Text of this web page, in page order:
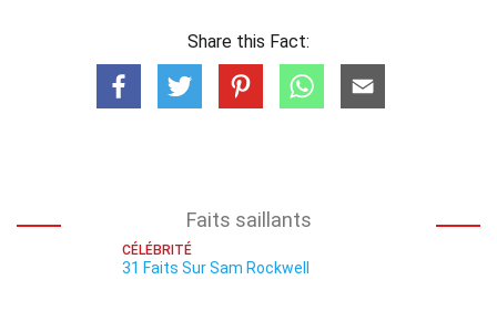
Share this Fact:
Faits saillants
CÉLÉBRITÉ
31 Faits Sur Sam Rockwell